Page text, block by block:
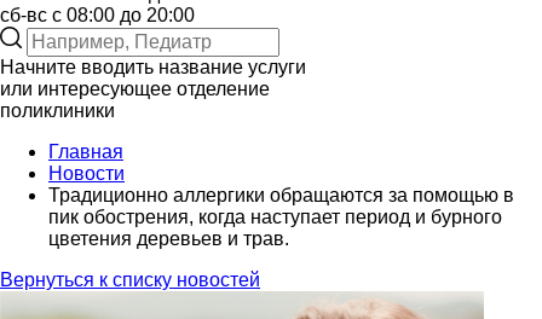
сб-вс с 08:00 до 20:00
Начните вводить название услуги
или интересующее отделение
поликлиники
Главная
Новости
Традиционно аллергики обращаются за помощью в
пик обострения, когда наступает период и бурного
цветения деревьев и трав.
Вернуться к списку новостей